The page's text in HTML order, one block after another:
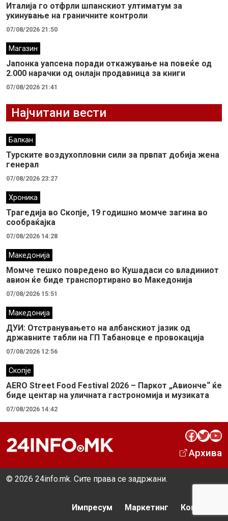
Италија го отфрли шпанскиот ултиматум за
укинување на граничните контроли
07/08/2026 21:50
Магазин
Јапонка уапсена поради откажување на повеќе од
2.000 нарачки од онлајн продавница за книги
07/08/2026 21:41
Најчитани вести
Балкан
Турските воздухопловни сили за првпат добија жена
генерал
07/08/2026 23:27
Хроника
Трагедија во Скопје, 19 годишно момче загина во
сообраќајка
07/08/2026 14:28
Македонија
Момче тешко повредено во Кушадаси со владиниот
авион ќе биде транспортирано во Македонија
07/08/2026 15:51
Македонија
ДУИ: Отстранувањето на албанскиот јазик од
државните табли на ГП Табановце е провокација
07/08/2026 12:56
Скопје
AERO Street Food Festival 2026 – Паркот „Авионче“ ќе
биде центар на уличната гастрономија и музиката
07/08/2026 14:42
Facebook Twitter YouTube
Архива
© 2026 24info.mk. Сите права се задржани.
Импресум Маркетинг Контакт